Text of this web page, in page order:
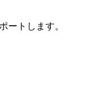
ートします。